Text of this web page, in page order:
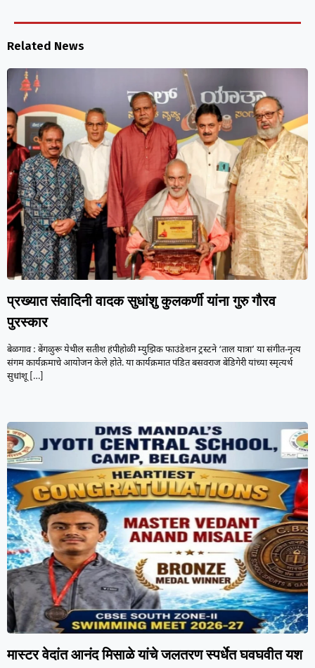
Related News
प्रख्यात संवादिनी वादक सुधांशु कुलकर्णी यांना गुरु गौरव
पुरस्कार
बेळगाव : बेंगळुरू येथील सतीश हंपीहोळी म्युझिक फाउंडेशन ट्रस्टने ‘ताल यात्रा’ या संगीत-नृत्य
संगम कार्यक्रमाचे आयोजन केले होते. या कार्यक्रमात पंडित बसवराज बेंडिगेरी यांच्या स्मृत्यर्थ
सुधांशू […]
मास्टर वेदांत आनंद मिसाळे यांचे जलतरण स्पर्धेत घवघवीत यश